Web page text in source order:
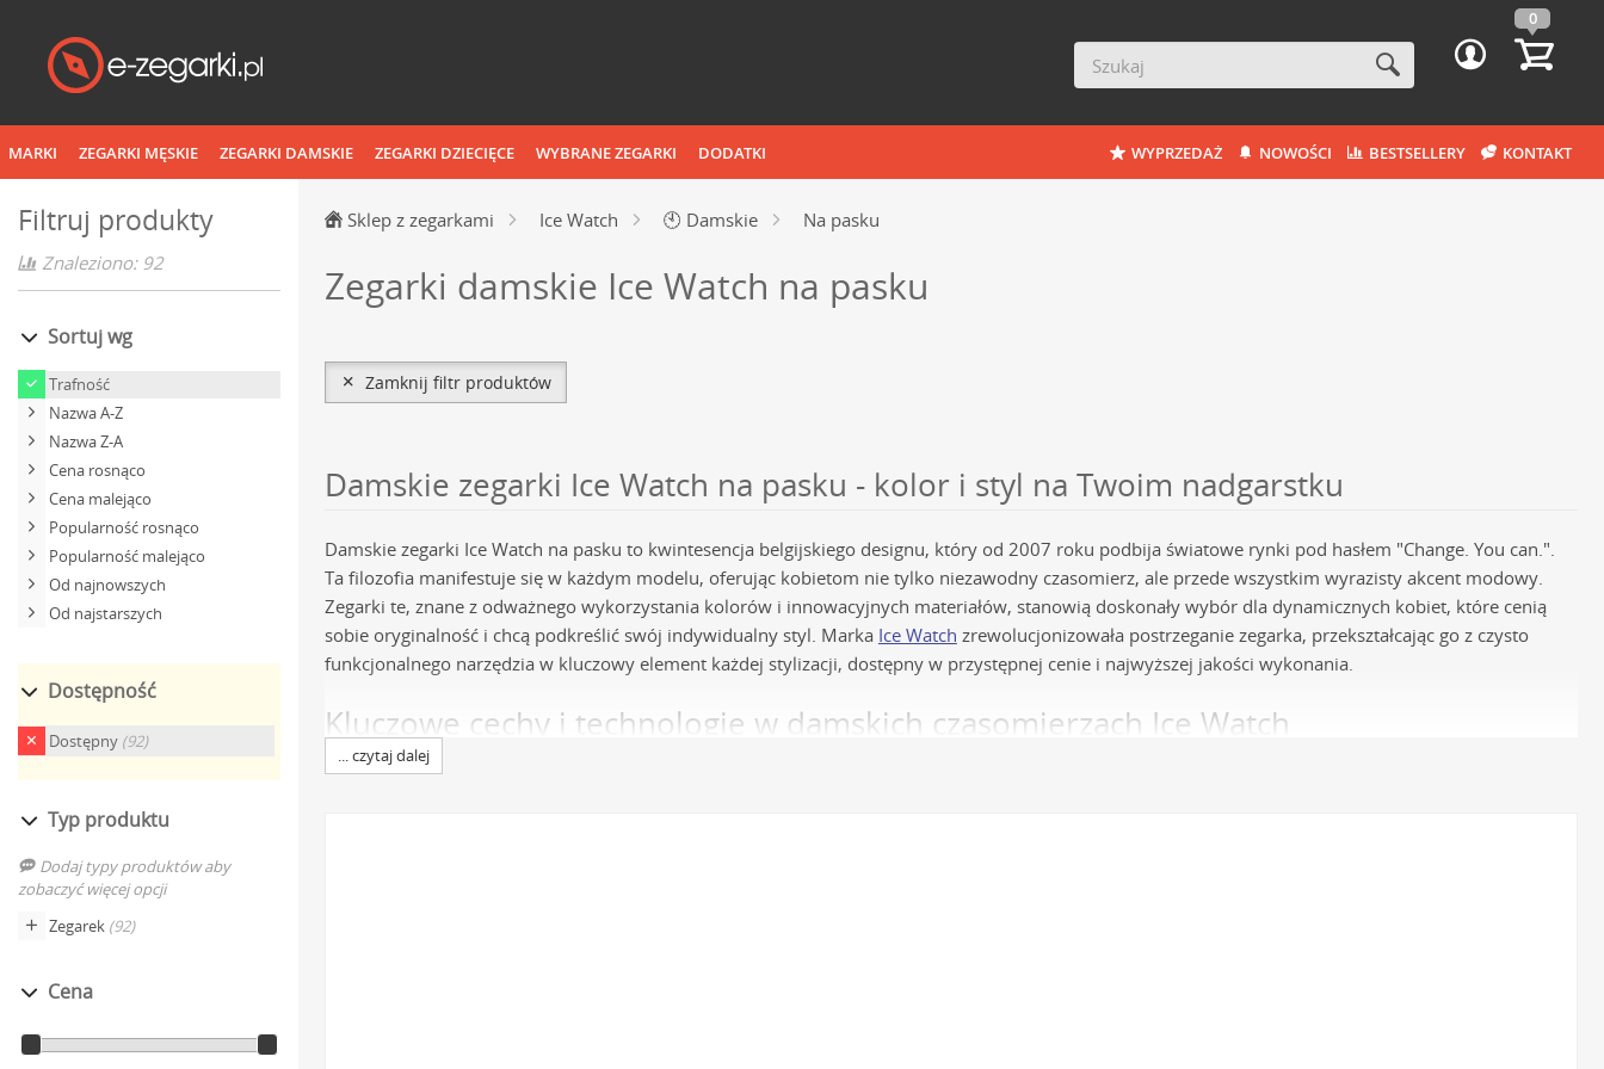
0
MARKI ZEGARKI MĘSKIE ZEGARKI DAMSKIE ZEGARKI DZIECIĘCE WYBRANE ZEGARKI DODATKI WYPRZEDAŻ NOWOŚCI BESTSELLERY KONTAKT
Filtruj produkty
Znaleziono: 92
Sortuj wg
Trafność
Nazwa A-Z
Nazwa Z-A
Cena rosnąco
Cena malejąco
Popularność rosnąco
Popularność malejąco
Od najnowszych
Od najstarszych
Dostępność
Dostępny (92)
Typ produktu
Dodaj typy produktów aby
zobaczyć więcej opcji
Zegarek (92)
Cena
Sklep z zegarkami Ice Watch 🕙 Damskie Na pasku
Zegarki damskie Ice Watch na pasku
Zamknij filtr produktów
Damskie zegarki Ice Watch na pasku - kolor i styl na Twoim nadgarstku
Damskie zegarki Ice Watch na pasku to kwintesencja belgijskiego designu, który od 2007 roku podbija światowe rynki pod hasłem "Change. You can.".
Ta filozofia manifestuje się w każdym modelu, oferując kobietom nie tylko niezawodny czasomierz, ale przede wszystkim wyrazisty akcent modowy.
Zegarki te, znane z odważnego wykorzystania kolorów i innowacyjnych materiałów, stanowią doskonały wybór dla dynamicznych kobiet, które cenią
sobie oryginalność i chcą podkreślić swój indywidualny styl. Marka Ice Watch zrewolucjonizowała postrzeganie zegarka, przekształcając go z czysto
funkcjonalnego narzędzia w kluczowy element każdej stylizacji, dostępny w przystępnej cenie i najwyższej jakości wykonania.
Kluczowe cechy i technologie w damskich czasomierzach Ice Watch
... czytaj dalej